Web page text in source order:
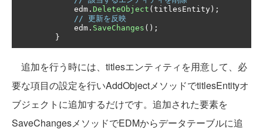
            edm
. DeleteObject ( titlesEntity );
// 更新を反映
            edm
. SaveChanges ();
}
追加を行う時には、titlesエンティティを用意して、必
要な項目の設定を行いAddObjectメソッドでtitlesEntityオ
ブジェクトに追加するだけです。追加された要素を
SaveChangesメソッドでEDMからデータテーブルに追